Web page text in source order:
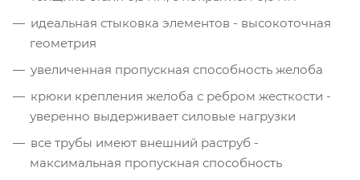
идеальная стыковка элементов - высокоточная
геометрия
увеличенная пропускная способность желоба
крюки крепления желоба с ребром жесткости -
уверенно выдерживает силовые нагрузки
все трубы имеют внешний раструб -
максимальная пропускная способность